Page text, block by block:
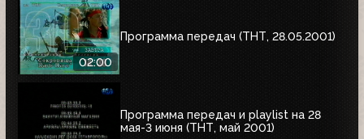
02:00
Программа передач (ТНТ, 28.05.2001)
Программа передач и playlist на 28
мая-3 июня (ТНТ, май 2001)